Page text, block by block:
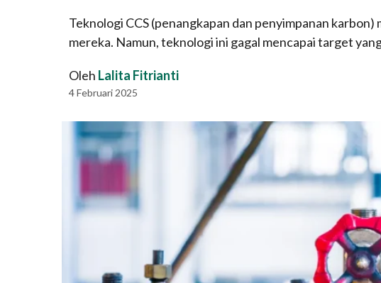
Teknologi CCS (penangkapan dan penyimpanan
mereka. Namun, teknologi ini gagal mencapai target
Oleh Lalita Fitrianti
4 Februari 2025